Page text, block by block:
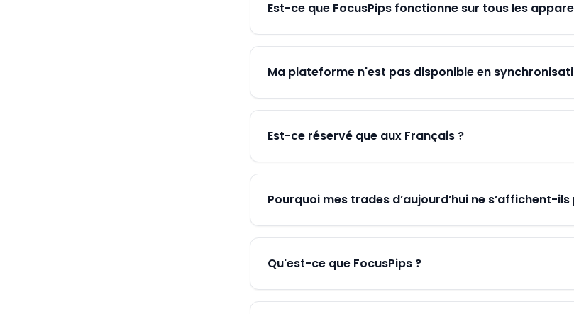
Est-ce que FocusPips fonctionne sur tous les
Ma plateforme n'est pas disponible en
Est-ce réservé que aux Français ?
Pourquoi mes trades d’aujourd’hui ne s’affichent-ils
Qu'est-ce que FocusPips ?